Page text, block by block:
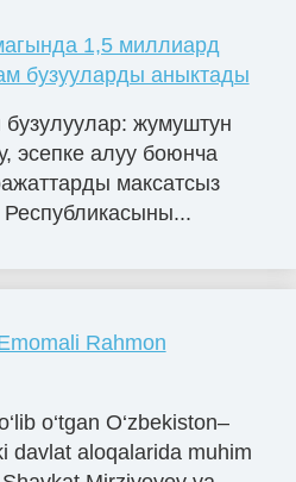
1,5 миллиард
бузууларды аныктады
бузулуулар: жумуштун
эсепке алуу боюнча
максатсыз
Rahmon
o‘tgan O‘zbekiston–
davlat aloqalarida muhim